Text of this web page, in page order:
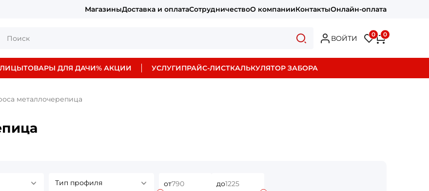
МагазиныДоставка и оплатаСотрудничествоО компанииКонтактыОнлайн-оплата
ВОЙТИ 0 0
ТОВАРЫ ДЛЯ ДАЧИ% АКЦИИ УСЛУГИПРАЙС-ЛИСТКАЛЬКУЛЯТОР ЗАБОРА
металлочерепица
Тип профиля от до